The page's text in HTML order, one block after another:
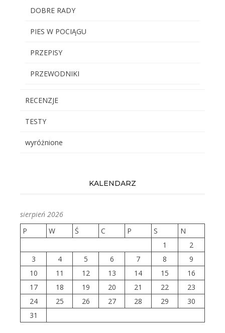
DOBRE RADY
PIES W POCIĄGU
PRZEPISY
PRZEWODNIKI
RECENZJE
TESTY
wyróżnione
KALENDARZ
sierpień 2026
P
W Ś C P S
N
1
2
3
4 5 6 7 8
9
10
11 12 13 14 15
16
17
18 19 20 21 22
23
24
25 26 27 28 29
30
31